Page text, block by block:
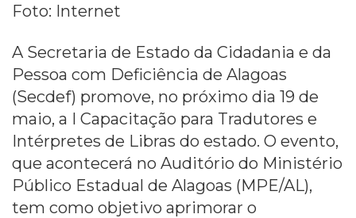
Foto: Internet
A Secretaria de Estado da Cidadania e da
Pessoa com Deficiência de Alagoas
(Secdef) promove, no próximo dia 19 de
maio, a I Capacitação para Tradutores e
Intérpretes de Libras do estado. O evento,
que acontecerá no Auditório do Ministério
Público Estadual de Alagoas (MPE/AL),
tem como objetivo aprimorar o